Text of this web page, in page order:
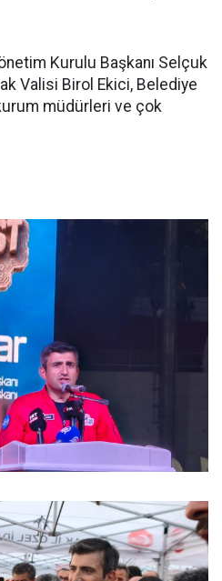
Kurulu Başkanı Selçuk
Valisi Birol Ekici, Belediye
müdürleri ve çok